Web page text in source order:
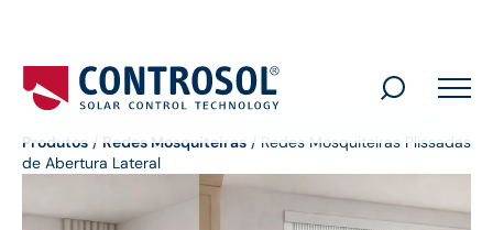
Search
Produtos / Redes Mosquiteiras / Redes Mosquiteiras Plissadas
de Abertura Lateral